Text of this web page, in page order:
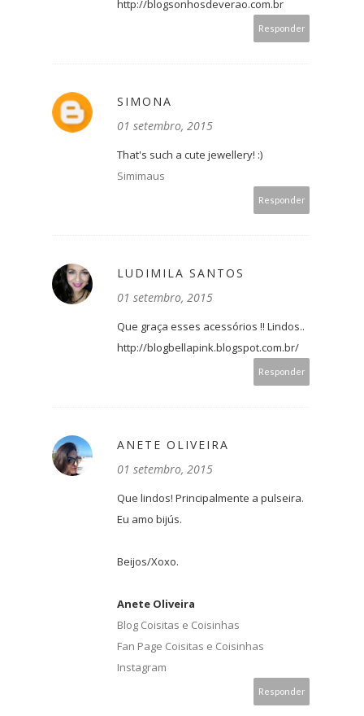
http://blogsonhosdeverao.com.br
Responder
SIMONA
01 setembro, 2015
That's such a cute jewellery! :)
Simimaus
Responder
LUDIMILA SANTOS
01 setembro, 2015
Que graça esses acessórios !! Lindos..
http://blogbellapink.blogspot.com.br/
Responder
ANETE OLIVEIRA
01 setembro, 2015
Que lindos! Principalmente a pulseira.
Eu amo bijús.
Beijos/Xoxo.
Anete Oliveira
Blog Coisitas e Coisinhas
Fan Page Coisitas e Coisinhas
Instagram
Responder